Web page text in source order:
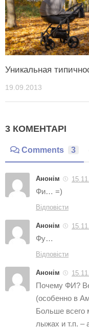
Уникальная
19.09.2013
3 КОМЕНТАРІ
Comments 3
Анонім
Фи… =)
Відповісти
Анонім
Фу…
Відповісти
Анонім
Почему ФИ?
(особенно в
Больше всего
лыжах и т.п. –